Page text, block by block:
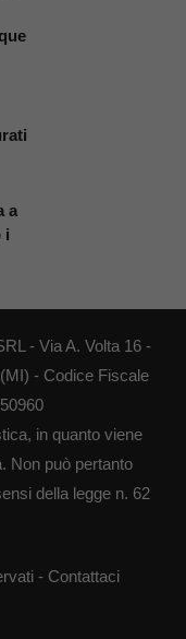
a
i
- Via A. Volta 16 -
- Codice Fiscale
in quanto viene
Non può pertanto
della legge n. 62
- Contattaci